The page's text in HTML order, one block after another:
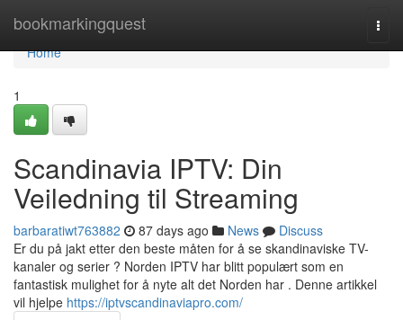
bookmarkingquest
Home
Home
1
Scandinavia IPTV: Din
Veiledning til Streaming
barbaratiwt763882 87 days ago News
Discuss
Er du på jakt etter den beste måten for å se skandinaviske TV-
kanaler og serier ? Norden IPTV har blitt populært som en
fantastisk mulighet for å nyte alt det Norden har . Denne artikkel
vil hjelpe https://iptvscandinaviapro.com/